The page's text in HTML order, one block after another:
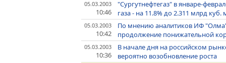
05.03.2003
10:46
"Сургутнефтегаз" в январе-
газа - на 11.8% до 2.311 млрд куб.
05.03.2003
10:42
По мнению аналитиков ИФ
продолжение понижательной
05.03.2003
10:36
В начале дня на российском
вероятно возобновление роста